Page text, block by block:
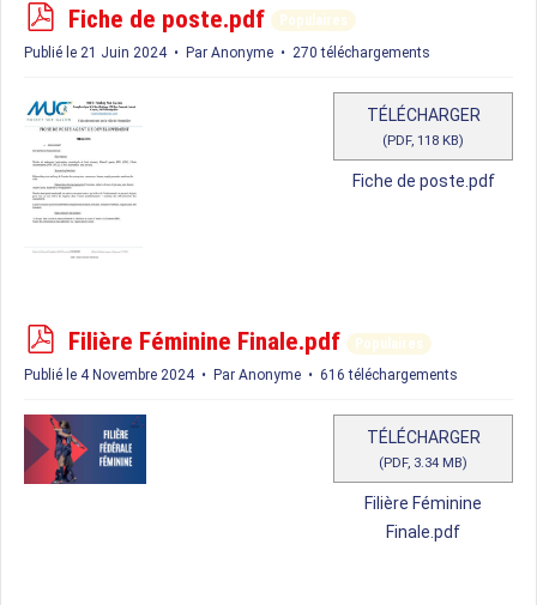
p
d
Fiche de poste.pdf
Populaires
Publié le 21 Juin 2024
Par Anonyme 270 téléchargements
TÉLÉCHARGER
(PDF, 118 KB)
Fiche de poste.pdf
p
d
Filière Féminine Finale.pdf
Populaires
Publié le 4 Novembre 2024
Par Anonyme 616 téléchargements
TÉLÉCHARGER
(PDF, 3.34 MB)
Filière Féminine
Finale.pdf